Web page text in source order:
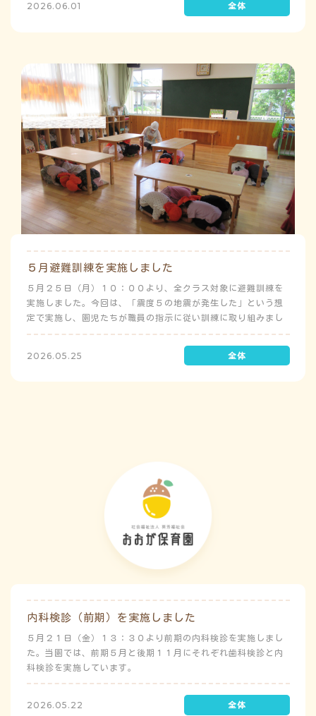
2026.06.01
５月避難訓練を実施しました
５月２５日（月）１０：００より、全クラス対象に避難訓練を
実施しました。今回は、「震度５の地震が発生した」という想
定で実施し、園児たちが職員の指示に従い訓練に取り組みまし
た。前庭（駐車場）に全体集合をして人数確認をした後、各ク
ラスに戻り、主担任が防災関係の講話をしました。 ※当園は、
地震発生時は敷地内に避難することを想定（敷地面積が広いた
2026.05.25
内科検診（前期）を実施しました
５月２１日（金）１３：３０より前期の内科検診を実施しまし
た。当園では、前期５月と後期１１月にそれぞれ歯科検診と内
科検診を実施しています。
2026.05.22
ゅう